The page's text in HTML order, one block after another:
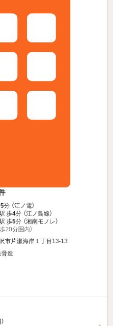
5分 （江ノ電）
歩4分 （江ノ島線）
歩5分 （湘南モノレ）
20分圏内）
市片瀬海岸１丁目13-13
骨造